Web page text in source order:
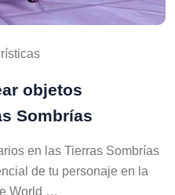
objetos
Sombrías
en las Tierras Sombrías
de tu personaje en la
World …